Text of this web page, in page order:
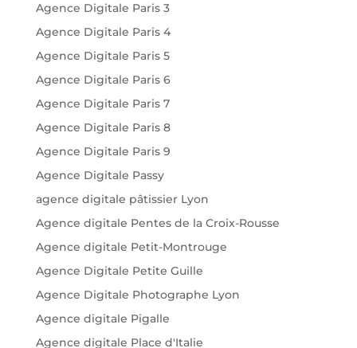
Agence Digitale Paris 3
Agence Digitale Paris 4
Agence Digitale Paris 5
Agence Digitale Paris 6
Agence Digitale Paris 7
Agence Digitale Paris 8
Agence Digitale Paris 9
Agence Digitale Passy
agence digitale pâtissier Lyon
Agence digitale Pentes de la Croix-Rousse
Agence digitale Petit-Montrouge
Agence Digitale Petite Guille
Agence Digitale Photographe Lyon
Agence digitale Pigalle
Agence digitale Place d'Italie